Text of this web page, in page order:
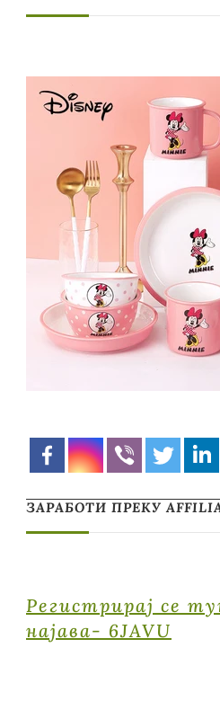
ЗАРАБОТИ ПРЕКУ
Регистрирај се
најава- 6JAVU